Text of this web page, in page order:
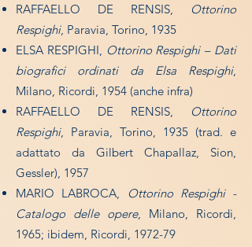
RAFFAELLO DE RENSIS,
Ottorino
Respighi, Paravia, Torino, 1935
ELSA RESPIGHI,
Ottorino Respighi – Dati
biografici ordinati da Elsa Respighi,
Milano, Ricordi, 1954 (anche infra)
RAFFAELLO DE RENSIS,
Ottorino
Respighi, Paravia, Torino, 1935 (trad. e
adattato da Gilbert Chapallaz, Sion,
Gessler), 1957
MARIO LABROCA,
Ottorino Respighi -
Catalogo delle opere, Milano, Ricordi,
1965; ibidem, Ricordi, 1972-79